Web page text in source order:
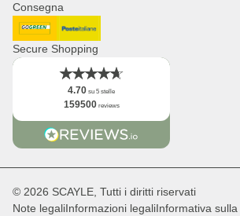
Newsletter
Logo
Fatti
Consegna
DHL GoGreenPost Italiane
Secure Shopping
4.70 su 5 stelle
159500reviews
© 2026 SCAYLE, Tutti i diritti riservati
Note legaliInformazioni legaliInformativa